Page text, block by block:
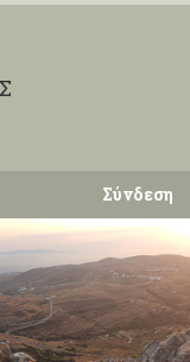
Σύνδεση